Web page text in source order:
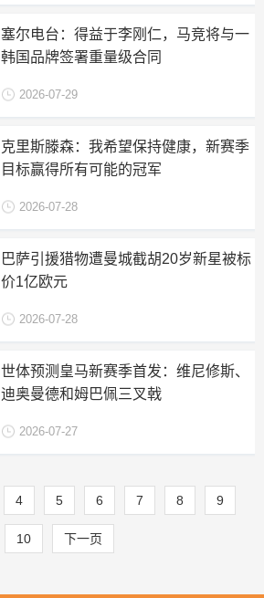
塞尔电台：得益于李刚仁，马竞将与一
韩国品牌签署重量级合同
2026-07-29
克里斯滕森：我希望保持健康，新赛季
目标赢得所有可能的冠军
2026-07-28
巴萨引援猎物遭曼城截胡20岁新星被标
价1亿欧元
2026-07-28
世体预测皇马新赛季首发：维尼修斯、
迪奥曼德和姆巴佩三叉戟
2026-07-27
4 5 6 7 8 9
10 下一页